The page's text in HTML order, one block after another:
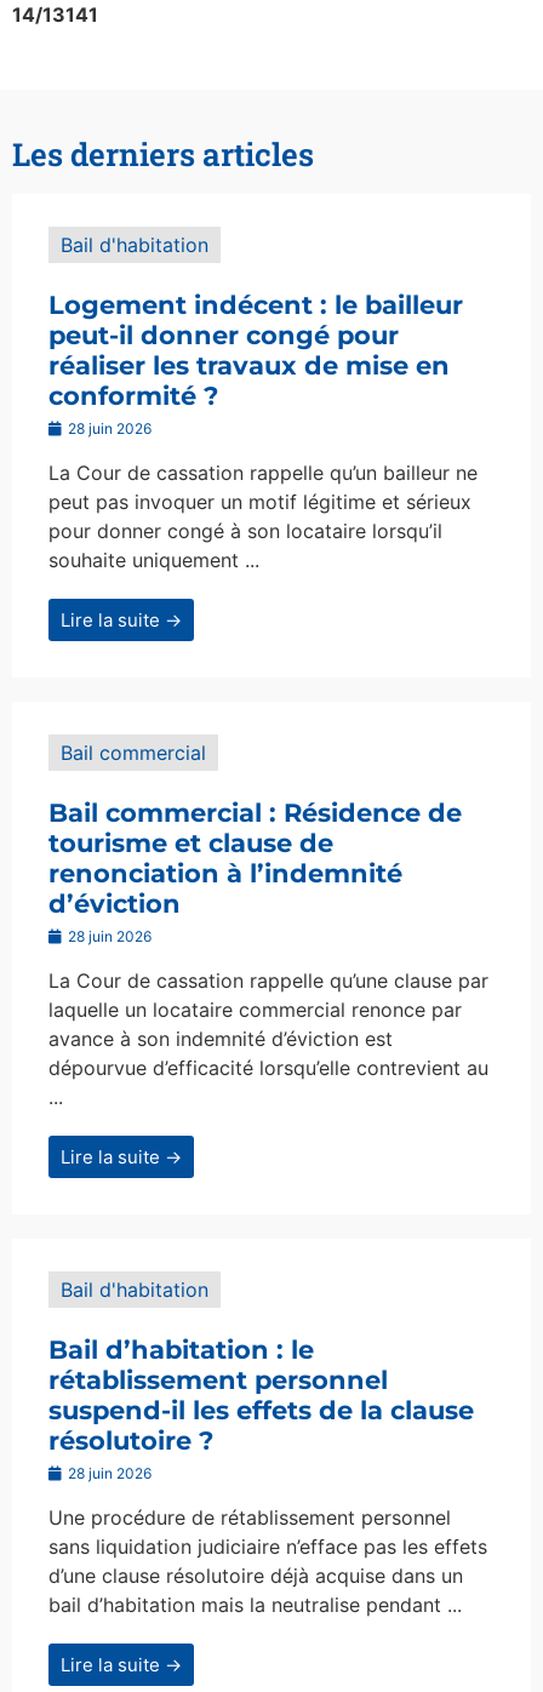
14/13141
Les derniers articles
Bail d'habitation
Logement indécent : le bailleur
peut-il donner congé pour
réaliser les travaux de mise en
conformité ?
28 juin 2026
La Cour de cassation rappelle qu’un bailleur ne
peut pas invoquer un motif légitime et sérieux
pour donner congé à son locataire lorsqu’il
souhaite uniquement ...
Lire la suite →
Bail commercial
Bail commercial : Résidence de
tourisme et clause de
renonciation à l’indemnité
d’éviction
28 juin 2026
La Cour de cassation rappelle qu’une clause par
laquelle un locataire commercial renonce par
avance à son indemnité d’éviction est
dépourvue d’efficacité lorsqu’elle contrevient au
...
Lire la suite →
Bail d'habitation
Bail d’habitation : le
rétablissement personnel
suspend-il les effets de la clause
résolutoire ?
28 juin 2026
Une procédure de rétablissement personnel
sans liquidation judiciaire n’efface pas les effets
d’une clause résolutoire déjà acquise dans un
bail d’habitation mais la neutralise pendant ...
Lire la suite →